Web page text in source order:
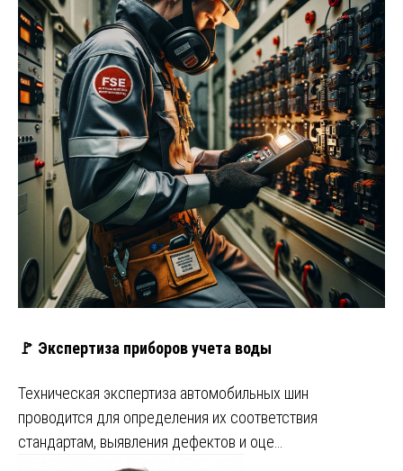
🚩 Экспертиза приборов учета воды
Техническая экспертиза автомобильных шин
проводится для определения их соответствия
стандартам, выявления дефектов и оце…